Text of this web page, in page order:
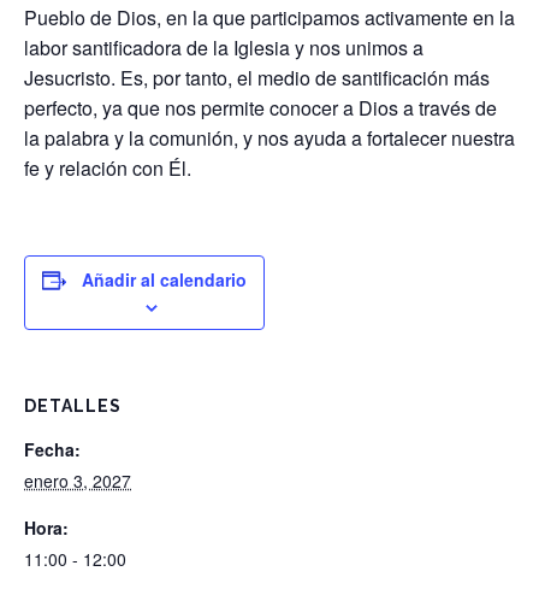
Pueblo de Dios, en la que participamos activamente en la
labor santificadora de la Iglesia y nos unimos a
Jesucristo. Es, por tanto, el medio de santificación más
perfecto, ya que nos permite conocer a Dios a través de
la palabra y la comunión, y nos ayuda a fortalecer nuestra
fe y relación con Él.
Añadir al calendario
DETALLES
Fecha:
enero 3, 2027
Hora:
11:00 - 12:00